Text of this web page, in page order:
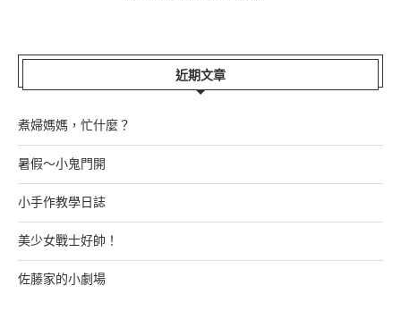
近期文章
煮婦媽媽，忙什麼？
暑假～小鬼門開
小手作教學日誌
美少女戰士好帥！
佐藤家的小劇場